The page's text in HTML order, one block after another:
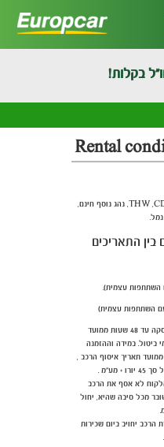
בקלות!
Rental
ק"מ ללא THW ,CDW, נהג נוסף חינם,
בין התאריכים
ניתן לבטל עסקה עד 48 שעות ממועד
ביטול. במידה וההזמנה
של 48 שעות ממועד תאריך איסוף הרכב ,
מע"מ .
לא אסף את הרכב
מכל סיבה שהיא, יחול
בהחזרת הרכב יחויב ביום שכירות